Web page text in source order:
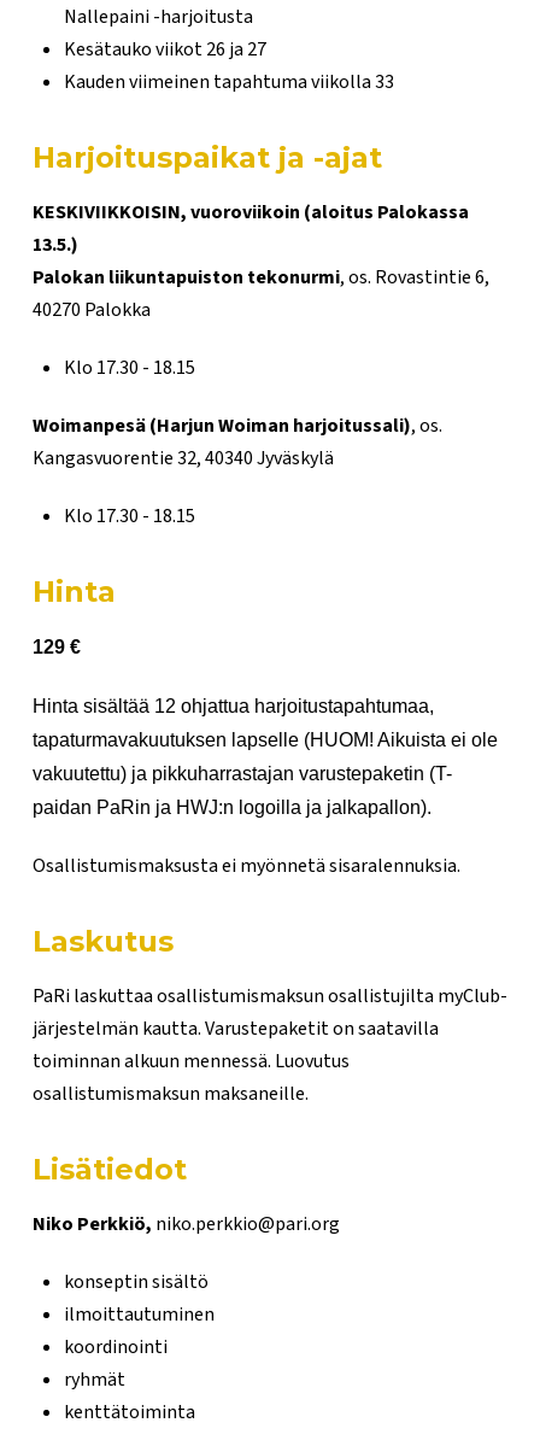
Nallepaini -harjoitusta
Kesätauko viikot 26 ja 27
Kauden viimeinen tapahtuma viikolla 33
Harjoituspaikat ja -ajat
KESKIVIIKKOISIN, vuoroviikoin (aloitus Palokassa
13.5.)
Palokan liikuntapuiston tekonurmi, os. Rovastintie 6,
40270 Palokka
Klo 17.30 - 18.15
Woimanpesä (Harjun Woiman harjoitussali), os.
Kangasvuorentie 32, 40340 Jyväskylä
Klo 17.30 - 18.15
Hinta
129 €
Hinta sisältää 12 ohjattua harjoitustapahtumaa,
tapaturmavakuutuksen lapselle (HUOM! Aikuista ei ole
vakuutettu) ja pikkuharrastajan varustepaketin (T-
paidan PaRin ja HWJ:n logoilla ja jalkapallon).
Osallistumismaksusta ei myönnetä sisaralennuksia.
Laskutus
PaRi laskuttaa osallistumismaksun osallistujilta myClub-
järjestelmän kautta. Varustepaketit on saatavilla
toiminnan alkuun mennessä. Luovutus
osallistumismaksun maksaneille.
Lisätiedot
Niko Perkkiö, niko.perkkio@pari.org
konseptin sisältö
ilmoittautuminen
koordinointi
ryhmät
kenttätoiminta